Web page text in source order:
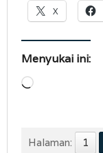
X
Menyukai ini:
Memuat...
Halaman: 1